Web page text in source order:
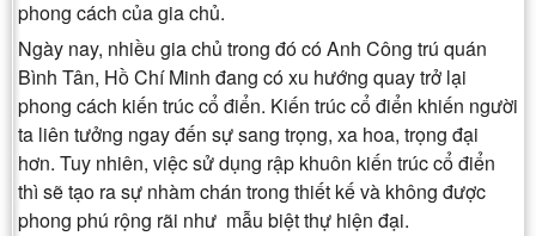
phong cách của gia chủ.
Ngày nay, nhiều gia chủ trong đó có Anh Công trú quán
Bình Tân, Hồ Chí Minh đang có xu hướng quay trở lại
phong cách kiến trúc cổ điển. Kiến trúc cổ điển khiến người
ta liên tưởng ngay đến sự sang trọng, xa hoa, trọng đại
hơn. Tuy nhiên, việc sử dụng rập khuôn kiến trúc cổ điển
thì sẽ tạo ra sự nhàm chán trong thiết kế và không được
phong phú rộng rãi như mẫu biệt thự hiện đại.